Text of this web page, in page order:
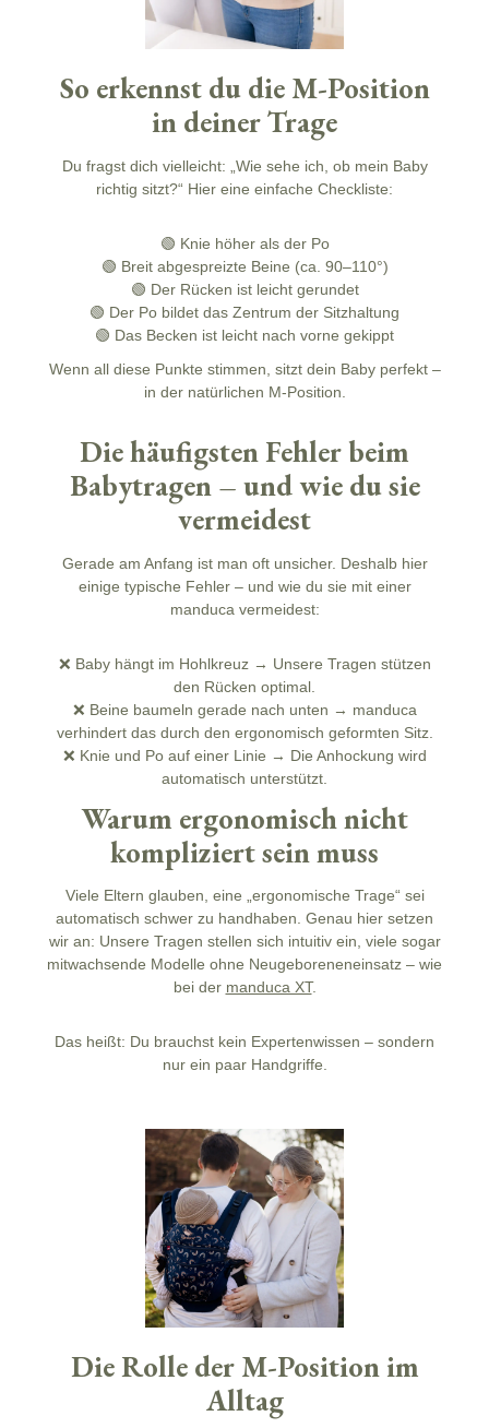
So erkennst du die M-Position
in deiner Trage
Du fragst dich vielleicht: „Wie sehe ich, ob mein Baby
richtig sitzt?“ Hier eine einfache Checkliste:
🟢 Knie höher als der Po
🟢 Breit abgespreizte Beine (ca. 90–110°)
🟢 Der Rücken ist leicht gerundet
🟢 Der Po bildet das Zentrum der Sitzhaltung
🟢 Das Becken ist leicht nach vorne gekippt
Wenn all diese Punkte stimmen, sitzt dein Baby perfekt –
in der natürlichen M-Position.
Die häufigsten Fehler beim
Babytragen – und wie du sie
vermeidest
Gerade am Anfang ist man oft unsicher. Deshalb hier
einige typische Fehler – und wie du sie mit einer
manduca vermeidest:
❌ Baby hängt im Hohlkreuz → Unsere Tragen stützen
den Rücken optimal.
❌ Beine baumeln gerade nach unten → manduca
verhindert das durch den ergonomisch geformten Sitz.
❌ Knie und Po auf einer Linie → Die Anhockung wird
automatisch unterstützt.
Warum ergonomisch nicht
kompliziert sein muss
Viele Eltern glauben, eine „ergonomische Trage“ sei
automatisch schwer zu handhaben. Genau hier setzen
wir an: Unsere Tragen stellen sich intuitiv ein, viele sogar
mitwachsende Modelle ohne Neugeboreneneinsatz – wie
bei der manduca XT.
Das heißt: Du brauchst kein Expertenwissen – sondern
nur ein paar Handgriffe.
Die Rolle der M-Position im
Alltag